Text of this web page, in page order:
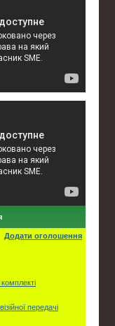
Додати оголошення
передачі